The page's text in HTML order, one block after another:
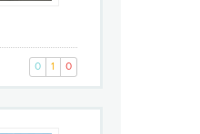
0 1 0